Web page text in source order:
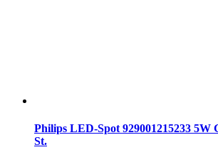
Philips LED-Spot 929001215233 5W
St.